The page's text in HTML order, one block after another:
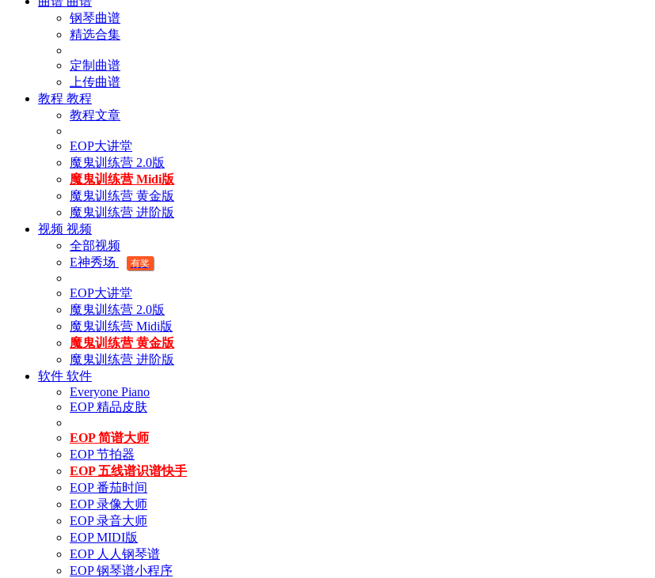
钢琴曲谱
精选合集
定制曲谱
上传曲谱
教程 教程
教程文章
EOP大讲堂
魔鬼训练营 2.0版
魔鬼训练营 Midi版
魔鬼训练营 黄金版
魔鬼训练营 进阶版
视频 视频
全部视频
E神秀场
有奖
EOP大讲堂
魔鬼训练营 2.0版
魔鬼训练营 Midi版
魔鬼训练营 黄金版
魔鬼训练营 进阶版
软件 软件
Everyone Piano
EOP 精品皮肤
EOP 简谱大师
EOP 节拍器
EOP 五线谱识谱快手
EOP 番茄时间
EOP 录像大师
EOP 录音大师
EOP MIDI版
EOP 人人钢琴谱
EOP 钢琴谱小程序